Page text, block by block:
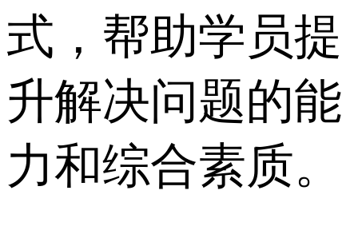
式，帮助学员提
升解决问题的能
力和综合素质。